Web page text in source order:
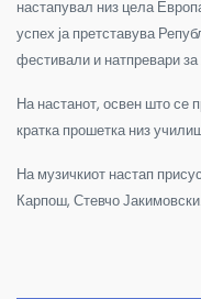
настапувал низ цела
успех ја претставува
фестивали и натпревари за
На настанот, освен што се
кратка прошетка низ
На музичкиот настап
Карпош, Стевчо Јакимовски.